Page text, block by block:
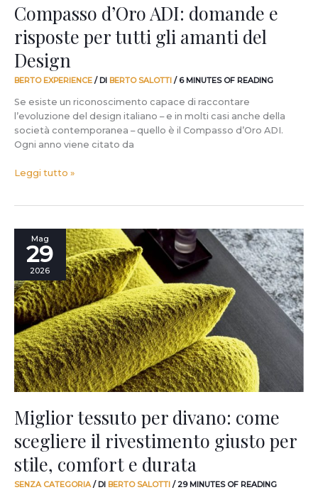
Compasso d’Oro ADI: domande e
risposte per tutti gli amanti del
Design
BERTO EXPERIENCE / DI BERTO SALOTTI / 6 MINUTES OF READING
Se esiste un riconoscimento capace di raccontare
l’evoluzione del design italiano – e in molti casi anche della
società contemporanea – quello è il Compasso d’Oro ADI.
Ogni anno viene citato da
Leggi tutto »
Mag
29
2026
Miglior tessuto per divano: come
scegliere il rivestimento giusto per
stile, comfort e durata
SENZA CATEGORIA/ DI BERTO SALOTTI /29 MINUTES OF READING
Miglior
tessuto
per
come
scegliere
rivestimento
giusto
per
stile,
comfort
durata